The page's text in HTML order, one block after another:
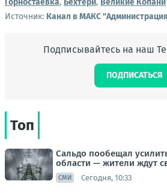
Горностаевка, Бехтери, Великие Копани
Источник: Канал в МАКС
Подписывайтесь на наш
ПОДПИСАТЬСЯ
Топ
Сальдо пообещал
области — жители ждут
СМИ Сегодня, 10:33